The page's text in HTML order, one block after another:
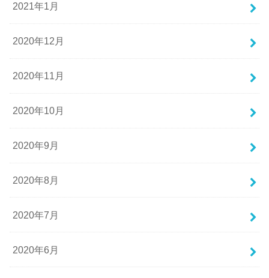
2021年1月
2020年12月
2020年11月
2020年10月
2020年9月
2020年8月
2020年7月
2020年6月